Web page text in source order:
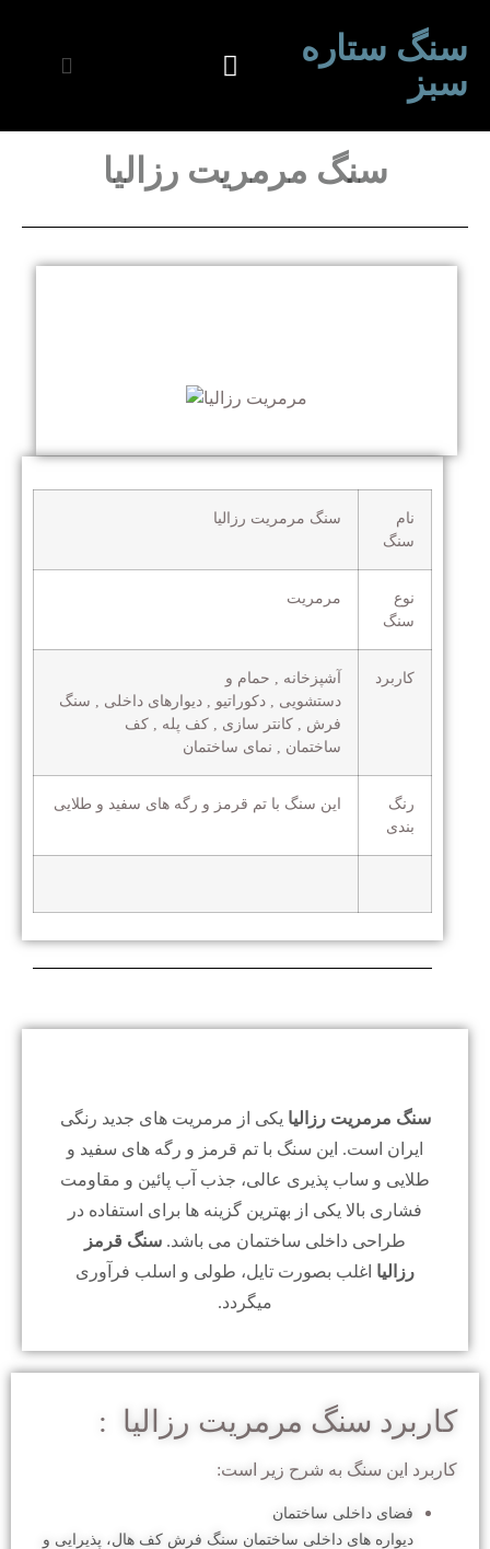
سنگ ستاره
سبز
سنگ مرمریت رزالیا
نام
سنگ
سنگ مرمریت رزالیا
نوع
سنگ
مرمریت
کاربرد
آشپزخانه , حمام و
دستشویی , دکوراتیو , دیوارهای داخلی , سنگ
فرش , کانتر سازی , کف پله , کف
ساختمان , نمای ساختمان
رنگ
بندی
این سنگ با تم قرمز و رگه های سفید و طلایی
سنگ مرمریت رزالیا یکی از مرمریت های جدید رنگی
ایران است. این سنگ با تم قرمز و رگه های سفید و
طلایی و ساب پذیری عالی، جذب آب پائین و مقاومت
فشاری بالا یکی از بهترین گزینه ها برای استفاده در
طراحی داخلی ساختمان می باشد. سنگ قرمز
رزالیا اغلب بصورت تایل، طولی و اسلب فرآوری
میگردد.
کاربرد سنگ مرمریت رزالیا :
کاربرد این سنگ به شرح زیر است:
فضای داخلی ساختمان
دیواره های داخلی ساختمان سنگ فرش کف هال، پذیرایی و